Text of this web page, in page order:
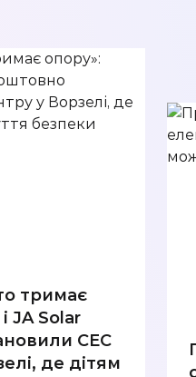
тримає
JA Solar
СЕС
де дітям